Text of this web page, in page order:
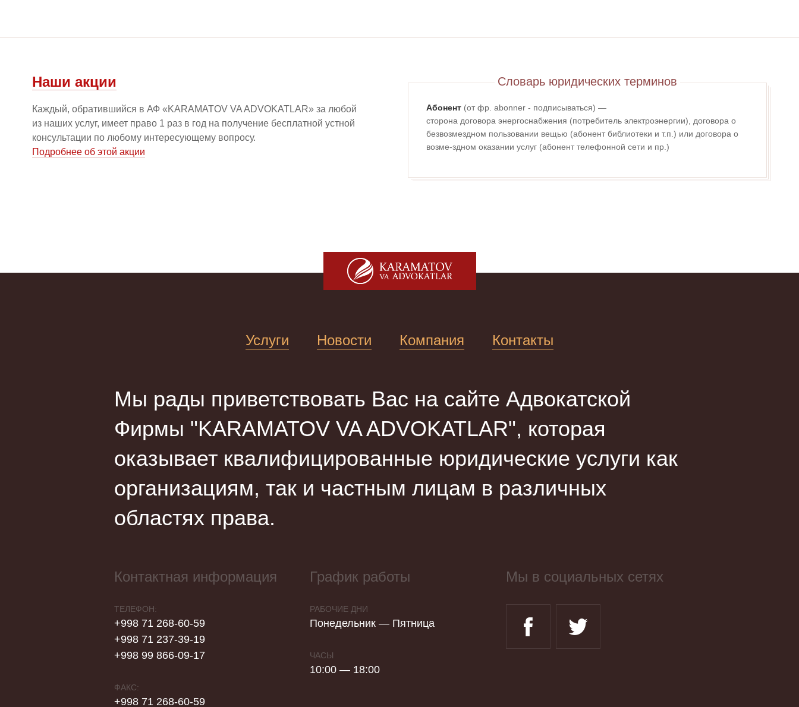
Наши акции
Каждый, обратившийся в АФ «KARAMATOV VA ADVOKATLAR» за любой
из наших услуг, имеет право 1 раз в год на получение бесплатной устной
консультации по любому интересующему вопросу.
Подробнее об этой акции
Словарь юридических терминов
Абонент (от фр. abonner - подписываться) —
сторона договора энергоснабжения (потребитель электроэнергии), договора о
безвозмездном пользовании вещью (абонент библиотеки и т.п.) или договора о
возме-здном оказании услуг (абонент телефонной сети и пр.)
Услуги Новости Компания Контакты
Мы рады приветствовать Вас на сайте Адвокатской
Фирмы "KARAMATOV VA ADVOKATLAR", которая
оказывает квалифицированные юридические услуги как
организациям, так и частным лицам в различных
областях права.
Контактная информация
ТЕЛЕФОН:
+998 71 268-60-59
+998 71 237-39-19
+998 99 866-09-17
ФАКС:
+998 71 268-60-59
График работы
РАБОЧИЕ ДНИ
Понедельник — Пятница
ЧАСЫ
10:00 — 18:00
Мы в социальных сетях